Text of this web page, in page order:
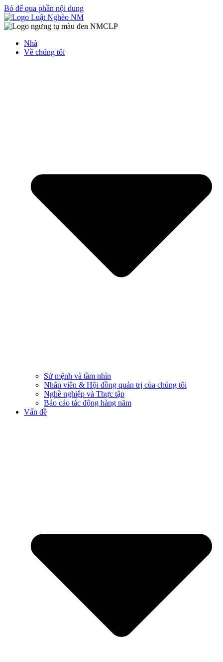
Bỏ để qua phần nội dung
Nhà
Về chúng tôi
Sứ mệnh và tầm nhìn
Nhân viên & Hội đồng quản trị của chúng tôi
Nghề nghiệp và Thực tập
Báo cáo tác động hàng năm
Vấn đề